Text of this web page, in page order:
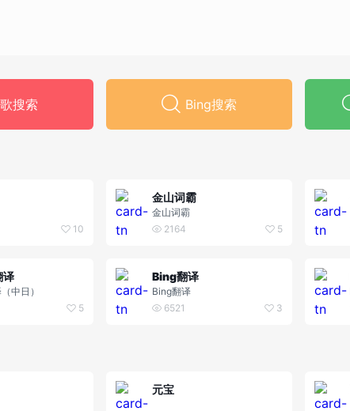
搜索 Bing搜索
10
金山词霸
金山词霸
2164
5
中日）
5
Bing翻译
Bing翻译
6521
3
元宝